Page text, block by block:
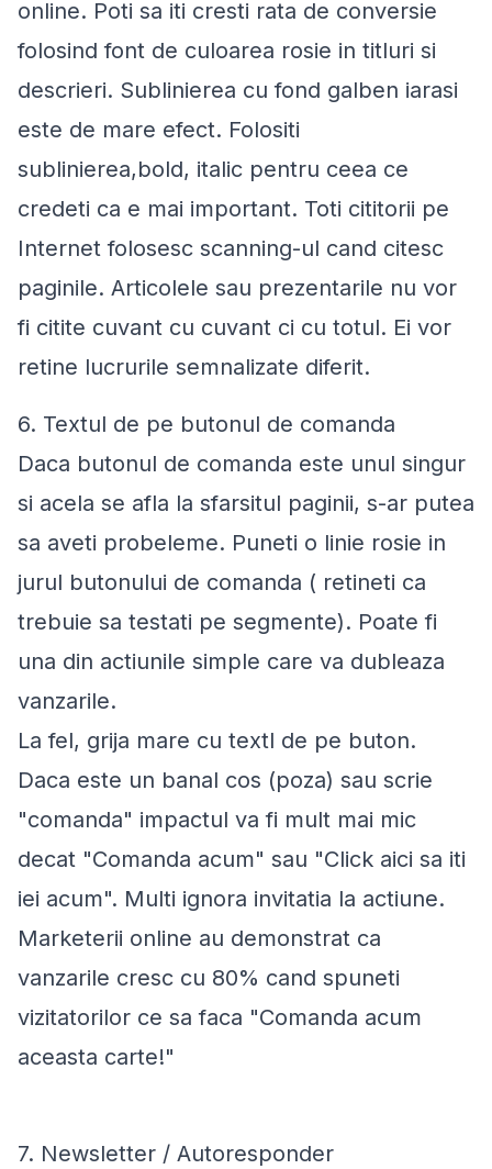
online. Poti sa iti cresti rata de conversie
folosind font de culoarea rosie in titluri si
descrieri. Sublinierea cu fond galben iarasi
este de mare efect. Folositi
sublinierea,bold, italic pentru ceea ce
credeti ca e mai important. Toti cititorii pe
Internet folosesc scanning-ul cand citesc
paginile. Articolele sau prezentarile nu vor
fi citite cuvant cu cuvant ci cu totul. Ei vor
retine lucrurile semnalizate diferit.
6. Textul de pe butonul de comanda
Daca butonul de comanda este unul singur
si acela se afla la sfarsitul paginii, s-ar putea
sa aveti probeleme. Puneti o linie rosie in
jurul butonului de comanda ( retineti ca
trebuie sa testati pe segmente). Poate fi
una din actiunile simple care va dubleaza
vanzarile.
La fel, grija mare cu textl de pe buton.
Daca este un banal cos (poza) sau scrie
"comanda" impactul va fi mult mai mic
decat "Comanda acum" sau "Click aici sa iti
iei acum". Multi ignora invitatia la actiune.
Marketerii online au demonstrat ca
vanzarile cresc cu 80% cand spuneti
vizitatorilor ce sa faca "Comanda acum
aceasta carte!"
7. Newsletter / Autoresponder